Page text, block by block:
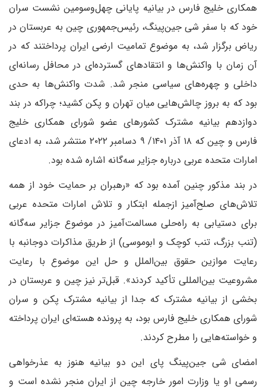
همکاری خلیج فارس در بیانیه پایانی چهل‌و‌سومین نشست سران
خود که با سفر شی جین‌پینگ، رئیس‌جمهوری چین به عربستان در
ریاض برگزار شد، به موضوع تمامیت ارضی ایران پرداختند که در
آن زمان با واکنش‌ها و انتقادهای گسترده‌ای در محافل رسانه‌ای
داخلی و چهره‌های سیاسی منجر شد. شدت واکنش‌ها به حدی
بود که به بروز چالش‌هایی میان تهران و پکن کشید؛ چراکه در بند
دوازدهم بیانیه مشترک کشورهای عضو شورای همکاری خلیج
فارس و چین که ۱۸ آذر ۱۴۰۱/ ۹ دسامبر ۲۰۲۲ منتشر شد، به ادعای
امارات متحده عربی درباره جزایر سه‌گانه اشاره شده بود.
در بند مذکور چنین آمده بود که «رهبران بر حمایت خود از همه
تلاش‌های صلح‌آمیز از‌جمله ابتکار و تلاش امارات متحده عربی
برای دستیابی به راه‌حلی مسالمت‌آمیز در موضوع جزایر سه‌گانه
(تنب بزرگ، تنب کوچک و ابوموسی) از طریق مذاکرات دوجانبه با
رعایت موازین حقوق بین‌الملل و حل این موضوع با رعایت
مشروعیت بین‌المللی تأکید کردند». قبل‌تر نیز چین و عربستان در
بخشی از بیانیه مشترک که جدا از بیانیه مشترک پکن و سران
شورای همکاری خلیج فارس بود، به پرونده هسته‌ای ایران پرداخته
و خواسته‌هایی را مطرح کردند.
امضای شی جین‌پینگ پای این دو بیانیه هنوز به عذرخواهی
رسمی او یا وزارت امور خارجه چین از ایران منجر نشده است و